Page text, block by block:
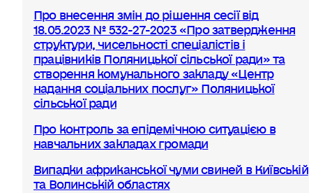
Про внесення змін до рішення сесії від
18.05.2023 № 532-27-2023 «Про затвердження
структури, чисельності спеціалістів і
працівників Поляницької сільської ради» та
створення комунального закладу «Центр
надання соціальних послуг» Поляницької
сільської ради
Про контроль за епідемічною ситуацією в
навчальних закладах громади
Випадки африканської чуми свиней в Київській
та Волинській областях